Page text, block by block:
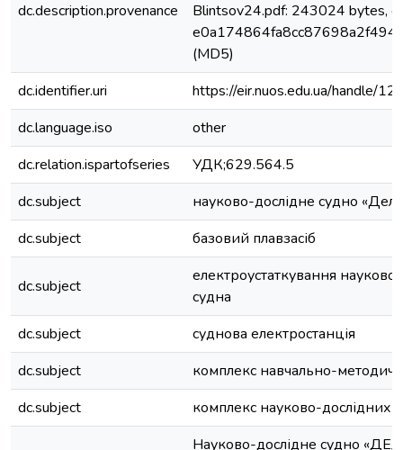
dc.description.provenance
Blintsov24.pdf: 243024 bytes,
(MD5)
dc.identifier.uri
https://eir.nuos.edu.ua/handle/
dc.language.iso
other
dc.relation.ispartofseries
УДК;629.564.5
dc.subject
науково-дослідне судно
dc.subject
базовий плавзасіб
dc.subject
електроустаткування
судна
dc.subject
суднова електростанція
dc.subject
комплекс навчально-
dc.subject
комплекс науково-дослідних
Науково-дослідне судно